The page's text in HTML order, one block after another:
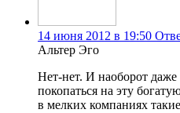
14 июня 2012 в 19:50
Альтер Эго
Нет-нет. И наоборот
покопаться на эту
в мелких компаниях